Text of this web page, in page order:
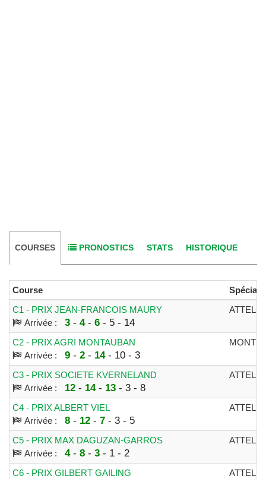
COURSES PRONOSTICS STATS HISTORIQUE
Course
Spécial.
C1 - PRIX JEAN-FRANCOIS MAURY
Arrivée :
3- 4- 6- 5 - 14
ATTELE
C2 - PRIX AGRI MONTAUBAN
Arrivée :
9- 2- 14- 10 - 3
MONTE
C3 - PRIX SOCIETE KVERNELAND
Arrivée :
12- 14- 13- 3 - 8
ATTELE
C4 - PRIX ALBERT VIEL
Arrivée :
8- 12- 7- 3 - 5
ATTELE
C5 - PRIX MAX DAGUZAN-GARROS
Arrivée :
4- 8- 3- 1 - 2
ATTELE
C6 - PRIX GILBERT GAILING
ATTELE